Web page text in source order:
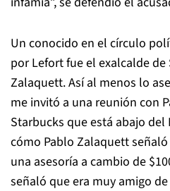
Un conocido en el círculo
por Lefort fue el exalcalde de
Zalaquett. Así al menos lo
me invitó a una reunión con
Starbucks que está abajo
cómo Pablo Zalaquett
una asesoría a cambio de
señaló que era muy amigo